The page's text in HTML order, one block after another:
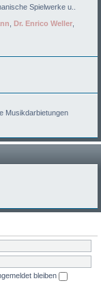
Spielwerke u..
Dr. Enrico Weller
Musikdarbietungen
bleiben